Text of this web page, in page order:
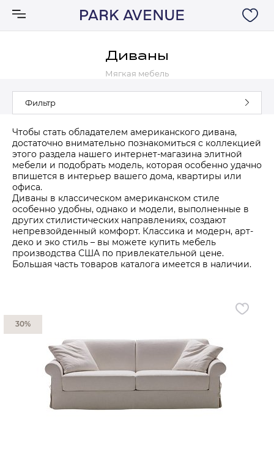
Ковры
Мебель
Свет
Акции
Бренды
Кухня
Спальня
Прихожая
Аксессуары
Кресла
Ковры
Аксессуары для столовой
Диваны
Мягкая мебель
Фильтр
Чтобы стать обладателем американского дивана,
достаточно внимательно познакомиться с коллекцией
этого раздела нашего интернет-магазина элитной
мебели и подобрать модель, которая особенно удачно
впишется в интерьер вашего дома, квартиры или
офиса.
Диваны в классическом американском стиле
особенно удобны, однако и модели, выполненные в
других стилистических направлениях, создают
непревзойденный комфорт. Классика и модерн, арт-
деко и эко стиль – вы можете купить мебель
производства США по привлекательной цене.
Большая часть товаров каталога имеется в наличии.
30%